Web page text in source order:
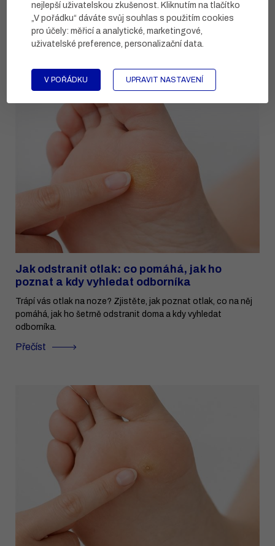
nejlepší uživatelskou zkušenost. Kliknutím na tlačítko
„V pořádku“ dáváte svůj souhlas s použitím cookies
pro účely:měřicí a analytické, marketingové,
uživatelské preference, personalizační data.
V POŘÁDKU UPRAVIT NASTAVENÍ
Jak odstranit otlak: co pomáhá, jak ho
poznat a kdy vyhledat odborníka
Trápí vás otlak na noze? Zjistěte, jak poznat otlak, co na něj
pomáhá, jak ho šetrně odstranit doma a kdy vyhledat
odborníka.
Přečíst